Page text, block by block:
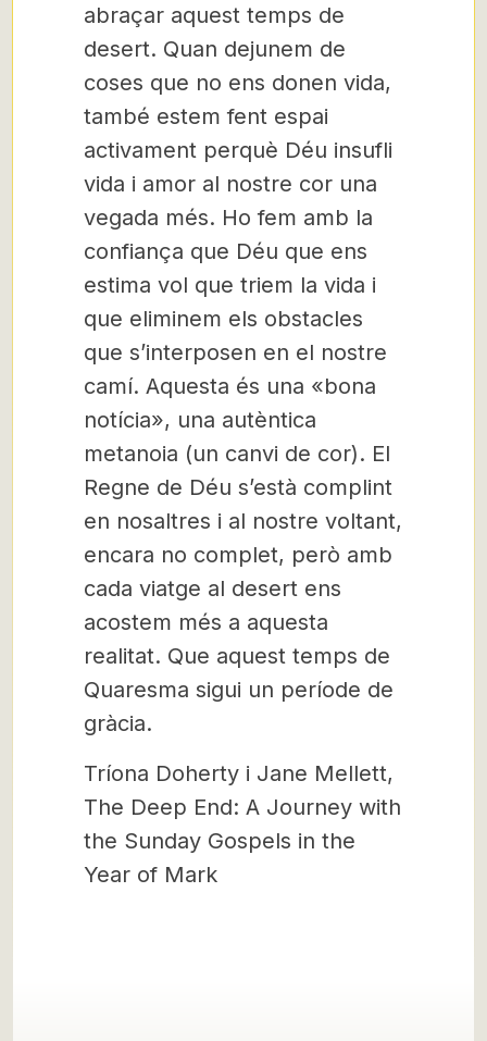
abraçar aquest temps de
desert. Quan dejunem de
coses que no ens donen vida,
també estem fent espai
activament perquè Déu insufli
vida i amor al nostre cor una
vegada més. Ho fem amb la
confiança que Déu que ens
estima vol que triem la vida i
que eliminem els obstacles
que s’interposen en el nostre
camí. Aquesta és una «bona
notícia», una autèntica
metanoia (un canvi de cor). El
Regne de Déu s’està complint
en nosaltres i al nostre voltant,
encara no complet, però amb
cada viatge al desert ens
acostem més a aquesta
realitat. Que aquest temps de
Quaresma sigui un període de
gràcia.
Tríona Doherty i Jane Mellett,
The Deep End: A Journey with
the Sunday Gospels in the
Year of Mark